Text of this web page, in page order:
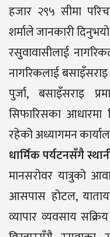
हजार २९५ सीमा
शर्माले जानकारी
रसुवावासीलाई
नागरिकलाई
पुर्जा, बसाइँसराइ
सिफारिसका आधारमा
रहेको अध्यागमन
धार्मिक पर्यटनसँगै
मानसरोवर यात्रुको
आसपास होटल,
व्यापार व्यवसाय